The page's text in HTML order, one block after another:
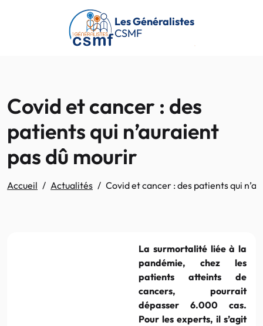
Passer au contenu principal
Les Généralistes
CSMF
Covid et cancer : des
patients qui n’auraient
pas dû mourir
Accueil Actualités Covid et cancer : des patients qui
La surmortalité liée à la
pandémie, chez les
patients atteints de
cancers, pourrait
dépasser 6.000 cas.
Pour les experts, il s’agit